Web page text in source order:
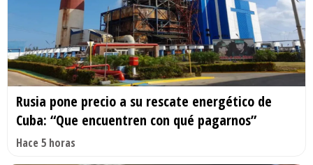
Rusia pone precio a su rescate energético de
Cuba: “Que encuentren con qué pagarnos”
Hace 5 horas